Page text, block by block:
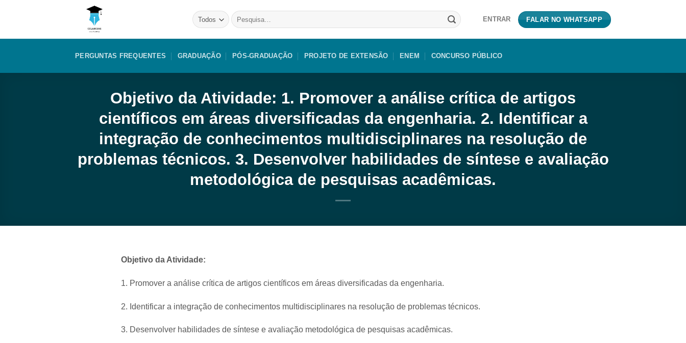
Pesquisar
por:
ENTRAR FALAR NO WHATSAPP
PERGUNTAS FREQUENTES GRADUAÇÃO PÓS-GRADUAÇÃO PROJETO DE EXTENSÃO ENEM CONCURSO PÚBLICO
Objetivo da Atividade: 1. Promover a análise crítica de artigos
científicos em áreas diversificadas da engenharia. 2. Identificar a
integração de conhecimentos multidisciplinares na resolução de
problemas técnicos. 3. Desenvolver habilidades de síntese e avaliação
metodológica de pesquisas acadêmicas.
Objetivo da Atividade:
1. Promover a análise crítica de artigos científicos em áreas diversificadas da engenharia.
2. Identificar a integração de conhecimentos multidisciplinares na resolução de problemas técnicos.
3. Desenvolver habilidades de síntese e avaliação metodológica de pesquisas acadêmicas.